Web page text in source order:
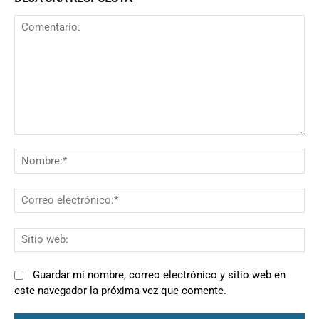
Guardar mi nombre, correo electrónico y sitio web en
este navegador la próxima vez que comente.